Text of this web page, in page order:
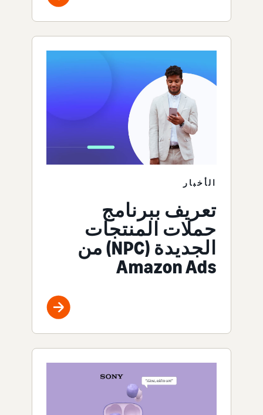
الأخبار
تعريف ببرنامج
حملات المنتجات
الجديدة (NPC) من
Amazon Ads